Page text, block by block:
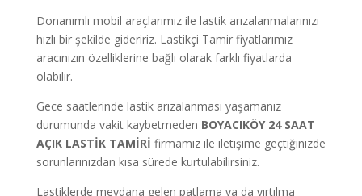
Donanımlı mobil araçlarımız ile lastik arızalanmalarınızı
hızlı bir şekilde gideririz. Lastikçi Tamir fiyatlarımız
aracınızın özelliklerine bağlı olarak farklı fiyatlarda
olabilir.
Gece saatlerinde lastik arızalanması yaşamanız
durumunda vakit kaybetmeden BOYACIKÖY 24 SAAT
AÇIK LASTİK TAMİRİ firmamız ile iletişime geçtiğinizde
sorunlarınızdan kısa sürede kurtulabilirsiniz.
Lastiklerde meydana gelen patlama ya da yırtılma